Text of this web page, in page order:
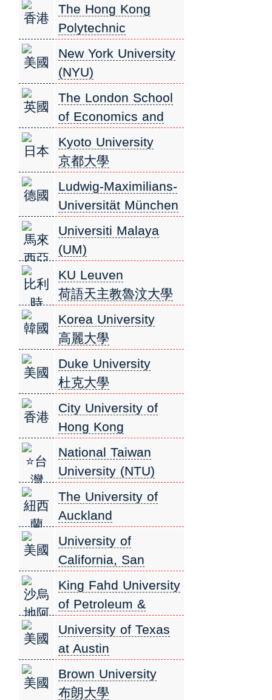
香港
The Hong Kong
Polytechnic
University
香港理工大學
美國
New York University
(NYU)
紐約大學
英國
The London School
of Economics and
Political Science
(LSE) 倫敦政治經濟
學院
日本
Kyoto University
京都大學
德國
Ludwig-Maximilians-
Universität München
(LMU) 慕尼黑大學
馬來
西亞
Universiti Malaya
(UM)
馬來亞大學
比利
時
KU Leuven
荷語天主教魯汶大學
韓國
Korea University
高麗大學
美國
Duke University
杜克大學
香港
City University of
Hong Kong
香港城市大學
⭐台
灣
National Taiwan
University (NTU)
國立台灣大學
紐西
蘭
The University of
Auckland
奧克蘭大學
美國
University of
California, San
Diego (UCSD) 加州
大學聖地牙哥分校
沙烏
地阿
拉伯
King Fahd University
of Petroleum &
Minerals 法赫德國王
石油礦產大學
美國
University of Texas
at Austin
德州大學奧斯汀校區
美國
Brown University
布朗大學